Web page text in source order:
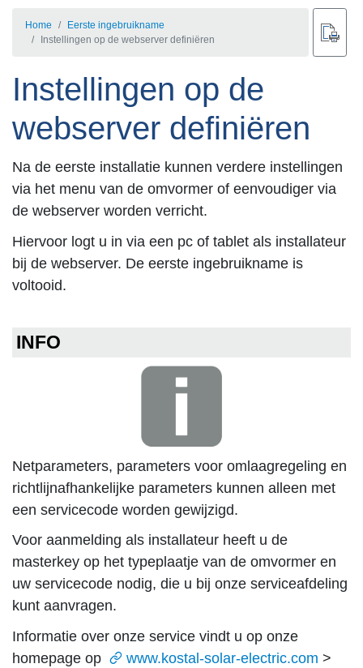
Home
Eerste ingebruikname
Instellingen op de webserver definiëren
Instellingen op de
webserver definiëren
Na de eerste installatie kunnen verdere instellingen
via het menu van de omvormer of eenvoudiger via
de webserver worden verricht.
Hiervoor logt u in via een pc of tablet als installateur
bij de webserver. De eerste ingebruikname is
voltooid.
INFO
Netparameters, parameters voor omlaagregeling en
richtlijnafhankelijke parameters kunnen alleen met
een servicecode worden gewijzigd.
Voor aanmelding als installateur heeft u de
masterkey op het typeplaatje van de omvormer en
uw servicecode nodig, die u bij onze serviceafdeling
kunt aanvragen.
Informatie over onze service vindt u op onze
homepage op
www.kostal-solar-electric.com >